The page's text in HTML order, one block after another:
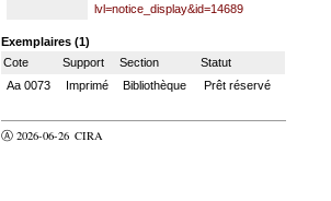
lvl=notice_display&id=14689
Exemplaires (1)
Cote
Support Section
Statut
Aa 0073
Imprimé Bibliothèque Prêt réservé
Ⓐ 2026-06-26 CIRA